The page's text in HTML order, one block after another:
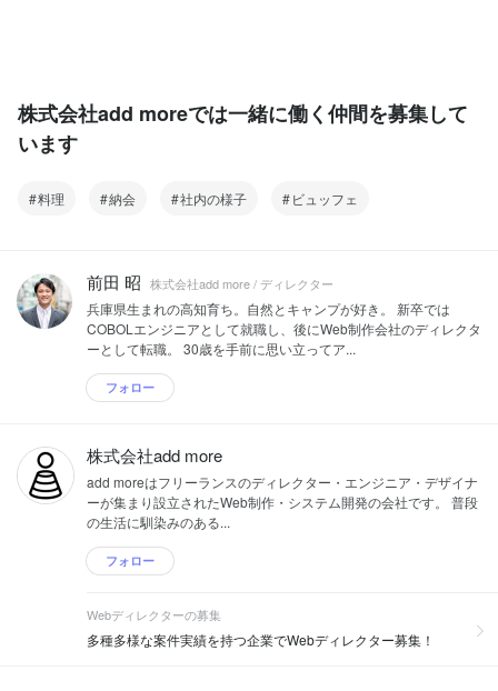
株式会社add moreでは一緒に働く仲間を募集して
います
料理 納会 社内の様子 ビュッフェ
前田 昭 株式会社add more / ディレクター
兵庫県生まれの高知育ち。自然とキャンプが好き。 新卒では
COBOLエンジニアとして就職し、後にWeb制作会社のディレクタ
ーとして転職。 30歳を手前に思い立ってア...
フォロー
株式会社add more
add moreはフリーランスのディレクター・エンジニア・デザイナ
ーが集まり設立されたWeb制作・システム開発の会社です。 普段
の生活に馴染みのある...
フォロー
Webディレクターの募集
多種多様な案件実績を持つ企業でWebディレクター募集！